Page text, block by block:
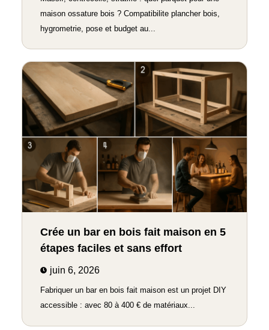
maison ossature bois ? Compatibilite plancher bois,
hygrometrie, pose et budget au...
Crée un bar en bois fait maison en 5
étapes faciles et sans effort
juin 6, 2026
Fabriquer un bar en bois fait maison est un projet DIY
accessible : avec 80 à 400 € de matériaux...